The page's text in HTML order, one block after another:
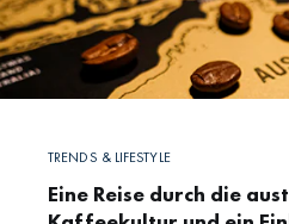
TRENDS & LIFESTYLE
Eine Reise durch die